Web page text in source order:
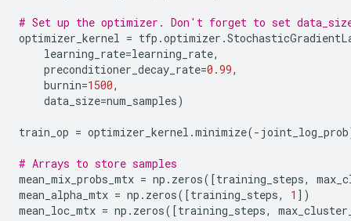
# Set up the optimizer. Don't forget to set
optimizer_kernel = tfp .optimizer .
learning_rate=learning_rate,
preconditioner_decay_rate=0.99,
burnin=1500,
data_size=num_samples)
train_op = optimizer_kernel .minimize(- joint_log_prob
# Arrays to store samples
mean_mix_probs_mtx = np . zeros([training_steps,
mean_alpha_mtx = np . zeros([training_steps, 1 ])
mean_loc_mtx = np . zeros([training_steps,